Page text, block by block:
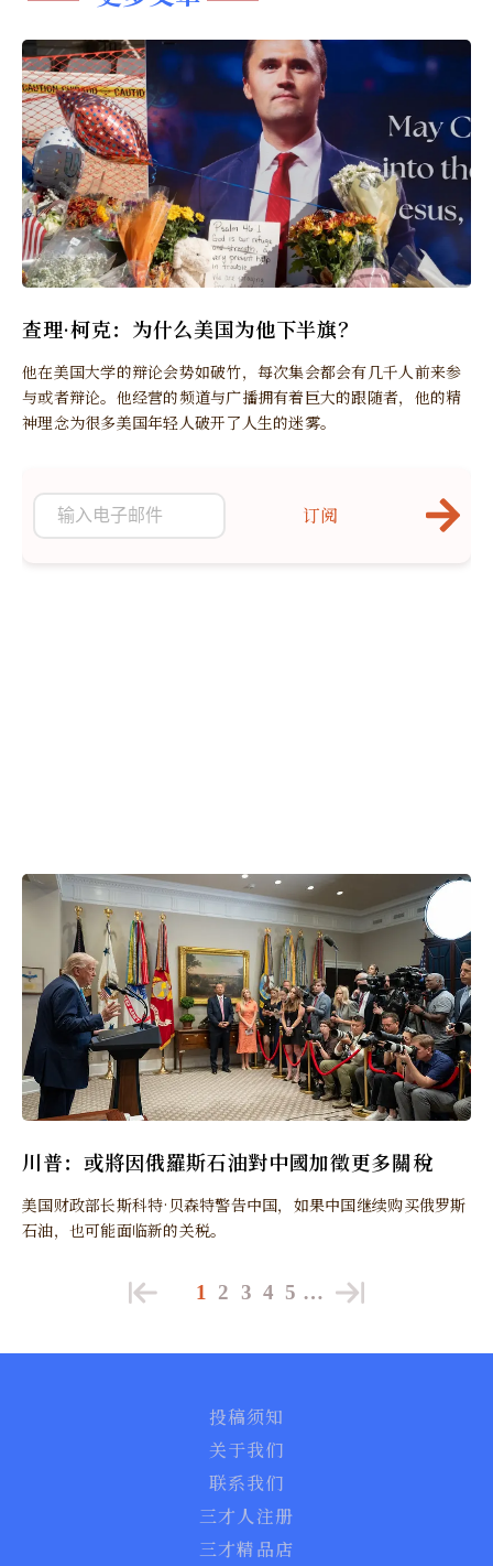
查理·柯克：为什么美国为他下半旗？
他在美国大学的辩论会势如破竹，每次集会都会有几千人前来参
与或者辩论。他经营的频道与广播拥有着巨大的跟随者，他的精
神理念为很多美国年轻人破开了人生的迷雾。
川普：或將因俄羅斯石油對中國加徵更多關稅
美国财政部长斯科特·贝森特警告中国，如果中国继续购买俄罗斯
石油，也可能面临新的关税。
订阅
1 2 3 4 5 …
投稿须知
关于我们
联系我们
三才人注册
三才精品店